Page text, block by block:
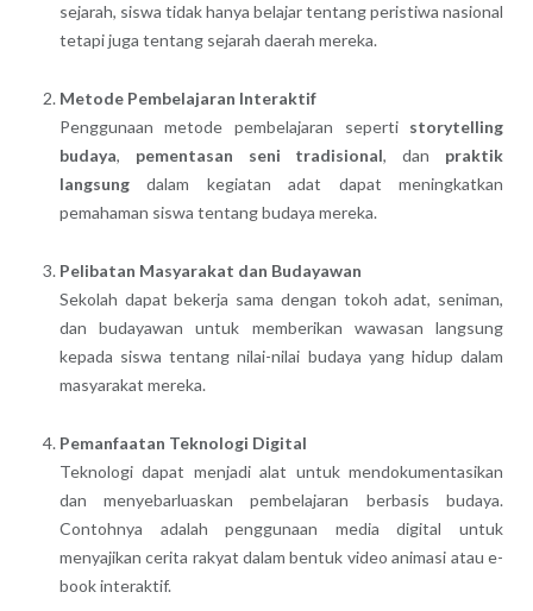
sejarah, siswa tidak hanya belajar tentang peristiwa nasional
tetapi juga tentang sejarah daerah mereka.
Metode Pembelajaran Interaktif
Penggunaan metode pembelajaran seperti storytelling
budaya, pementasan seni tradisional, dan praktik
langsungdalam kegiatan adat dapat meningkatkan
pemahaman siswa tentang budaya mereka.
Pelibatan Masyarakat dan Budayawan
Sekolah dapat bekerja sama dengan tokoh adat, seniman,
dan budayawan untuk memberikan wawasan langsung
kepada siswa tentang nilai-nilai budaya yang hidup dalam
masyarakat mereka.
Pemanfaatan Teknologi Digital
Teknologi dapat menjadi alat untuk mendokumentasikan
dan menyebarluaskan pembelajaran berbasis budaya.
Contohnya adalah penggunaan media digital untuk
menyajikan cerita rakyat dalam bentuk video animasi atau e-
book interaktif.